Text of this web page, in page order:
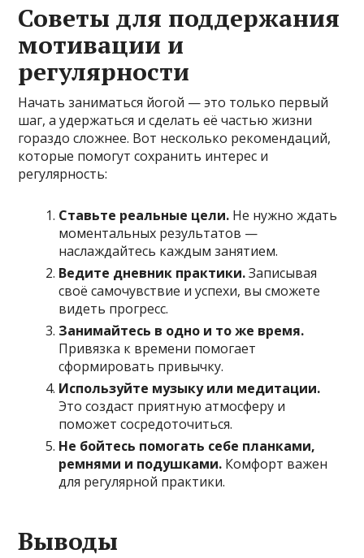
Советы для поддержания
мотивации и
регулярности
Начать заниматься йогой — это только первый
шаг, а удержаться и сделать её частью жизни
гораздо сложнее. Вот несколько рекомендаций,
которые помогут сохранить интерес и
регулярность:
Ставьте реальные цели. Не нужно ждать
моментальных результатов —
наслаждайтесь каждым занятием.
Ведите дневник практики.Записывая
своё самочувствие и успехи, вы сможете
видеть прогресс.
Занимайтесь в одно и то же время.
Привязка к времени помогает
сформировать привычку.
Используйте музыку или медитации.
Это создаст приятную атмосферу и
поможет сосредоточиться.
Не бойтесь помогать себе планками,
ремнями и подушками. Комфорт важен
для регулярной практики.
Выводы